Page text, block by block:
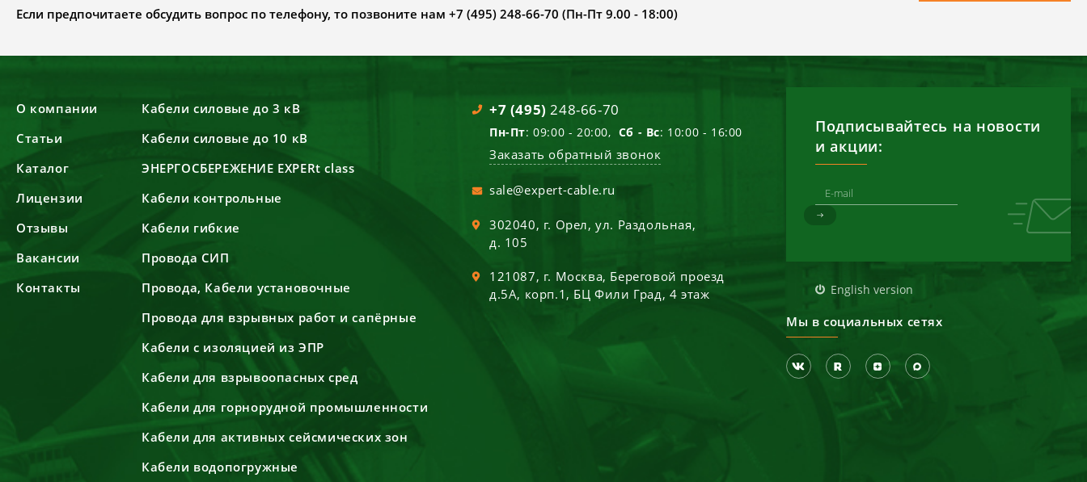
Если предпочитаете обсудить вопрос по телефону, то позвоните нам +7 (495) 248-66-70 (Пн-Пт 9.00 - 18:00)
О компании
Статьи
Каталог
Лицензии
Отзывы
Вакансии
Контакты
Кабели силовые до 3 кВ
Кабели силовые до 10 кВ
ЭНЕРГОСБЕРЕЖЕНИЕ EXPERt class
Кабели контрольные
Кабели гибкие
Провода СИП
Провода, Кабели установочные
Провода для взрывных работ и сапёрные
Кабели с изоляцией из ЭПР
Кабели для взрывоопасных сред
Кабели для горнорудной промышленности
Кабели для активных сейсмических зон
Кабели водопогружные
+7 (495) 248-66-70
Пн-Пт: 09:00 - 20:00, Сб - Вс: 10:00 - 16:00
Заказать обратный звонок
sale@expert-cable.ru
302040, г. Орел,ул. Раздольная,
д. 105
121087, г. Москва, Береговой проезд
д.5А, корп.1, БЦ Фили Град, 4 этаж
Подписывайтесь на новости
и акции:
English version
Мы в социальных сетях